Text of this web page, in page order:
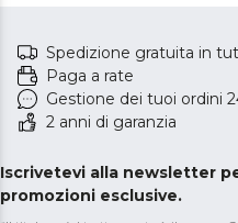
Spedizione gratuita in
Paga a rate
Gestione dei tuoi ordini
2 anni di garanzia
Iscrivetevi alla newsletter
promozioni esclusive.